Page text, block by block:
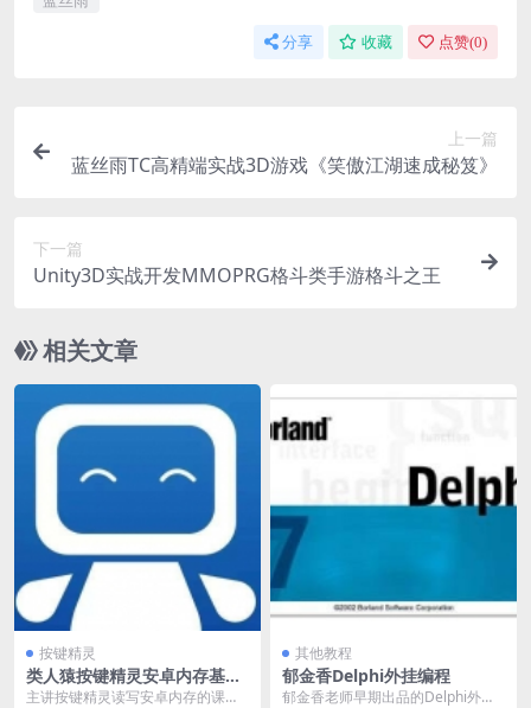
分享 收藏 点赞(0)
上一篇
蓝丝雨TC高精端实战3D游戏《笑傲江湖速成秘笈》
下一篇
Unity3D实战开发MMOPRG格斗类手游格斗之王
相关文章
按键精灵
类人猿按键精灵安卓内存基础
教程
主讲按键精灵读写安卓内存的课
其他教程
郁金香Delphi外挂编程
郁金香老师早期出品的Delphi外挂